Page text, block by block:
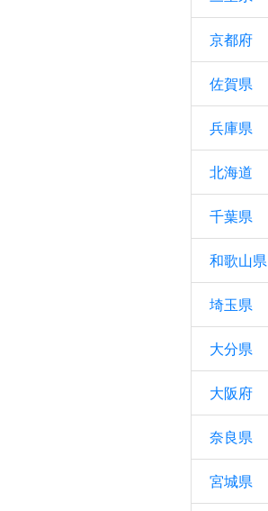
京都府
佐賀県
兵庫県
北海道
千葉県
和歌山県
埼玉県
大分県
大阪府
奈良県
宮城県